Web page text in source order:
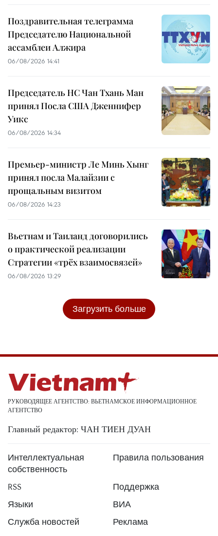
Поздравительная телеграмма
Председателю Национальной
ассамблеи Алжира
06/08/2026 14:41
Председатель НС Чан Тхань Ман
принял Посла США Дженнифер
Уикс
06/08/2026 14:34
Премьер-министр Ле Минь Хынг
принял посла Малайзии с
прощальным визитом
06/08/2026 14:23
Вьетнам и Таиланд договорились
о практической реализации
Стратегии «трёх взаимосвязей»
06/08/2026 13:29
Загрузить больше
РУКОВОДЯЩЕЕ АГЕНТСТВО: ВЬЕТНАМСКОЕ ИНФОРМАЦИОННОЕ
АГЕНТСТВО
Главный редактор: ЧАН ТИЕН ДУАН
Интеллектуальная
собственность
Правила пользования
RSS
Поддержка
Языки
ВИА
Служба новостей
Реклама